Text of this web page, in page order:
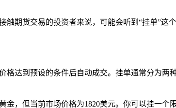
期货交易的投资者来说，可能会听到“挂单”这
达到预设的条件后自动成交。挂单通常分为两
，但当前市场价格为1820美元。你可以挂一个